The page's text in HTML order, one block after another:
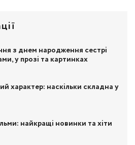
з днем народження сестрі
у прозі та картинках
характер: наскільки складна у
найкращі новинки та хіти